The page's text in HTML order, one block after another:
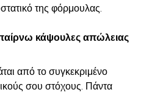
της φόρμουλας.
κάψουλες απώλειας
από το συγκεκριμένο
σου στόχους. Πάντα